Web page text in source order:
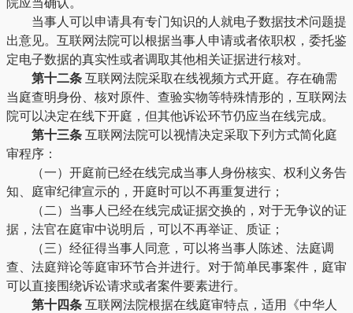
院应当确认。
当事人可以申请具有专门知识的人就电子数据技术问题提
出意见。互联网法院可以根据当事人申请或者依职权，委托鉴
定电子数据的真实性或者调取其他相关证据进行核对。
第十二条 互联网法院采取在线视频方式开庭。存在确需
当庭查明身份、核对原件、查验实物等特殊情形的，互联网法
院可以决定在线下开庭，但其他诉讼环节仍应当在线完成。
第十三条 互联网法院可以视情决定采取下列方式简化庭
审程序：
（一）开庭前已经在线完成当事人身份核实、权利义务告
知、庭审纪律宣示的，开庭时可以不再重复进行；
（二）当事人已经在线完成证据交换的，对于无争议的证
据，法官在庭审中说明后，可以不再举证、质证；
（三）经征得当事人同意，可以将当事人陈述、法庭调
查、法庭辩论等庭审环节合并进行。对于简单民事案件，庭审
可以直接围绕诉讼请求或者案件要素进行。
第十四条 互联网法院根据在线庭审特点，适用《中华人